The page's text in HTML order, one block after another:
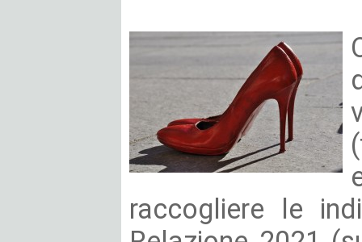
raccogliere le